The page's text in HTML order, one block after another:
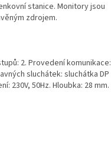
stanice. Monitory jsou
zdrojem.
2. Provedení komunikace:
sluchátek: sluchátka DP
230V, 50Hz. Hloubka: 28 mm.